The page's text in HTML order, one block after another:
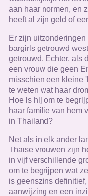
aan haar normen, en
heeft al zijn geld of
Er zijn
bargirls getrouwd
getrouwd. Echter, als
een vrouw die geen
misschien een kleine
te weten wat haar
Hoe is hij om te
haar familie van hem
in Thailand?
Net als in elk ander
Thaise vrouwen zijn
in vijf verschillende
om te begrijpen wat
is geenszins
aanwijzing en een